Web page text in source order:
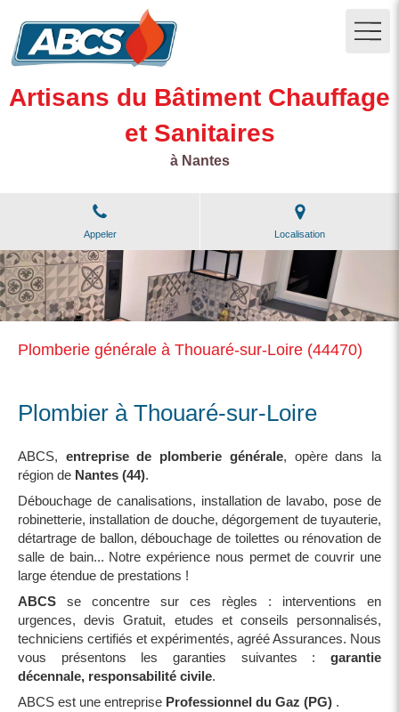
Artisans du Bâtiment Chauffage
et Sanitaires
à Nantes
Appeler Localisation
Plomberie générale à Thouaré-sur-Loire (44470)
Plombier à Thouaré-sur-Loire
ABCS, entreprise de plomberie générale, opère dans la
région de Nantes (44).
Débouchage de canalisations, installation de lavabo, pose de
robinetterie, installation de douche, dégorgement de tuyauterie,
détartrage de ballon, débouchage de toilettes ou rénovation de
salle de bain... Notre expérience nous permet de couvrir une
large étendue de prestations !
ABCS se concentre sur ces règles : interventions en
urgences, devis Gratuit, etudes et conseils personnalisés,
techniciens certifiés et expérimentés, agréé Assurances. Nous
vous présentons les garanties suivantes : garantie
décennale, responsabilité civile.
ABCS est une entreprise Professionnel du Gaz (PG) .